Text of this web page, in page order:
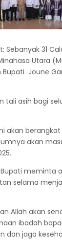
Sebanyak 31
Utara
Joune
tali asih bagi
akan
akan
meminta
selama
Allah akan
ibadah
dan jaga